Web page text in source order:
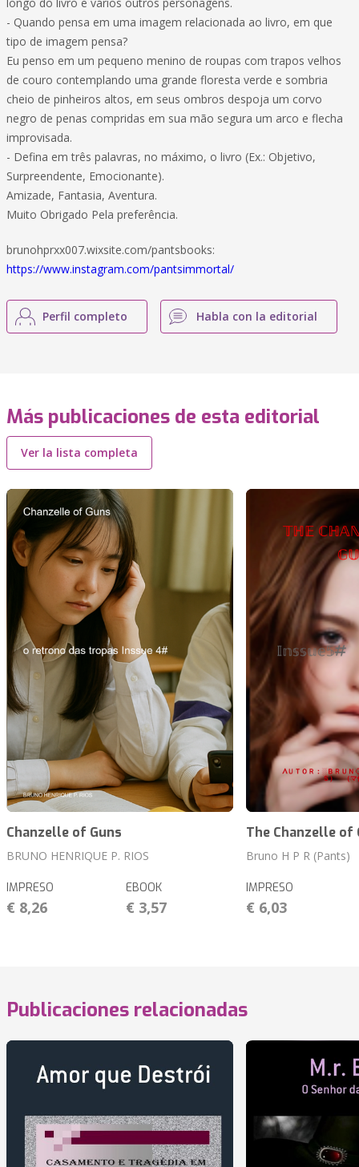
- Quando pensa em uma imagem relacionada ao livro, em que
tipo de imagem pensa?
Eu penso em um pequeno menino de roupas com trapos velhos
de couro contemplando uma grande floresta verde e sombria
cheio de pinheiros altos, em seus ombros despoja um corvo
negro de penas compridas em sua mão segura um arco e flecha
improvisada.
- Defina em três palavras, no máximo, o livro (Ex.: Objetivo,
Surpreendente, Emocionante).
Amizade, Fantasia, Aventura.
Muito Obrigado Pela preferência.
brunohprxx007.wixsite.com/pantsbooks:
https://www.instagram.com/pantsimmortal/
Perfil completo Habla con la editorial
Más publicaciones de esta editorial
Ver la lista completa
Chanzelle of Guns
BRUNO HENRIQUE P. RIOS
IMPRESO
€ 8,26
EBOOK
€ 3,57
The Chanzelle of
Bruno H P R (Pants)
IMPRESO
€ 6,03
Publicaciones relacionadas